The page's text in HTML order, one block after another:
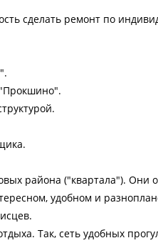
сделать ремонт по
района ("квартала"). Они
удобном и
Так, сеть удобных